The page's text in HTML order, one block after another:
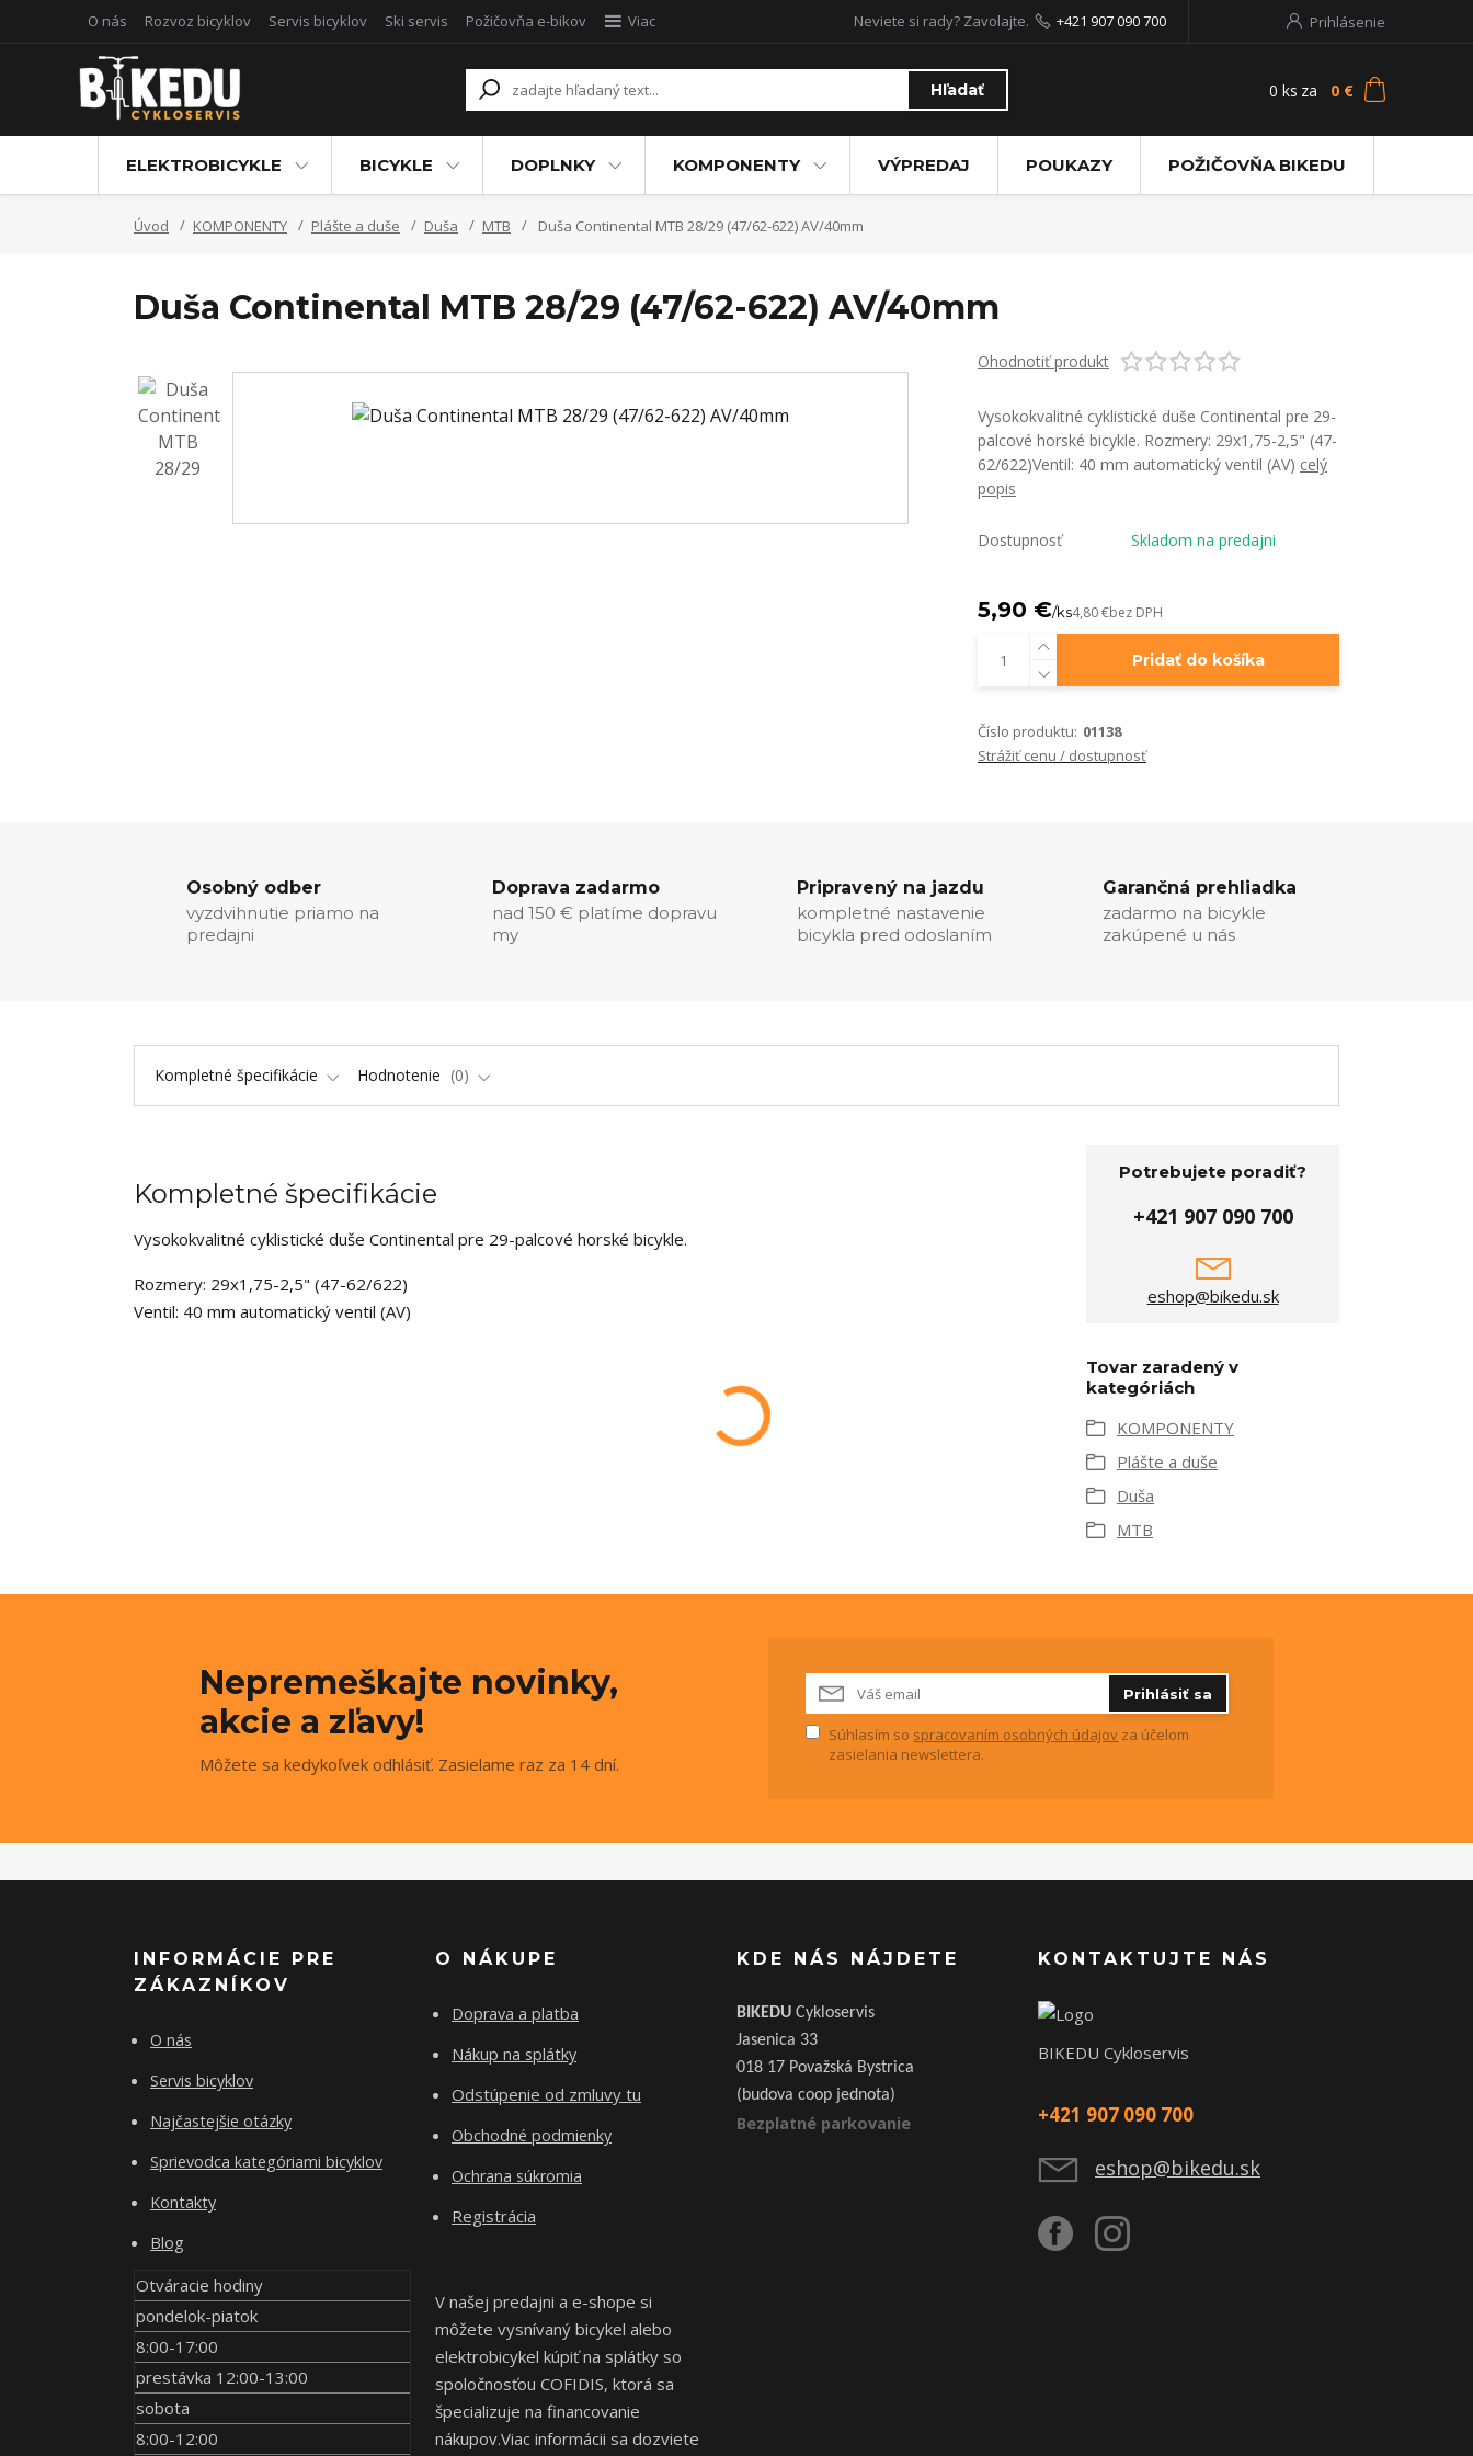
O nás Rozvoz bicyklov Servis bicyklov Ski servis Požičovňa e-bikov Viac Prihlásenie
Hľadať
Neviete si rady? Zavolajte. +421 907 090 700
0 ks za 0 €
ELEKTROBICYKLE BICYKLE DOPLNKY KOMPONENTY VÝPREDAJ POUKAZY POŽIČOVŇA BIKEDU
Úvod KOMPONENTY Plášte a duše Duša MTB Duša Continental MTB 28/29 (47/62-622) AV/40mm
Duša Continental MTB 28/29 (47/62-622) AV/40mm
Ohodnotiť produkt
Vysokokvalitné cyklistické duše Continental pre 29-
palcové horské bicykle. Rozmery: 29x1,75-2,5" (47-
62/622)Ventil: 40 mm automatický ventil (AV) celý
popis
Dostupnosť Skladom na predajni
5,90 €/ks4,80 €bez DPH
Pridať do košíka
Číslo produktu: 01138
Strážiť cenu / dostupnosť
Osobný odber
vyzdvihnutie priamo na
predajni
Doprava zadarmo
nad 150 € platíme dopravu
my
Pripravený na jazdu
kompletné nastavenie
bicykla pred odoslaním
Garančná prehliadka
zadarmo na bicykle
zakúpené u nás
Kompletné špecifikácie Hodnotenie 0
Kompletné špecifikácie
Vysokokvalitné cyklistické duše Continental pre 29-palcové horské bicykle.
Rozmery: 29x1,75-2,5" (47-62/622)
Ventil: 40 mm automatický ventil (AV)
Potrebujete poradiť?
+421 907 090 700
eshop@bikedu.sk
Tovar zaradený v
kategóriách
KOMPONENTY
Plášte a duše
Duša
MTB
Nepremeškajte novinky,
akcie a zľavy!
Môžete sa kedykoľvek odhlásiť. Zasielame raz za 14 dní.
Prihlásiť sa
Súhlasím so spracovaním osobných údajov za účelom
zasielania newslettera.
INFORMÁCIE PRE
ZÁKAZNÍKOV
O nás
Servis bicyklov
Najčastejšie otázky
Sprievodca kategóriami bicyklov
Kontakty
Blog
Otváracie hodiny
pondelok-piatok
8:00-17:00
prestávka 12:00-13:00
sobota
8:00-12:00
O NÁKUPE
Doprava a platba
Nákup na splátky
Odstúpenie od zmluvy tu
Obchodné podmienky
Ochrana súkromia
Registrácia
V našej predajni a e-shope si
môžete vysnívaný bicykel alebo
elektrobicykel kúpiť na splátky so
spoločnosťou COFIDIS, ktorá sa
špecializuje na financovanie
nákupov.Viac informácii sa dozviete
KDE NÁS NÁJDETE
BIKEDU Cykloservis
Jasenica 33
018 17 Považská Bystrica
(budova coop jednota)
Bezplatné parkovanie
KONTAKTUJTE NÁS
BIKEDU Cykloservis
+421 907 090 700
eshop@bikedu.sk